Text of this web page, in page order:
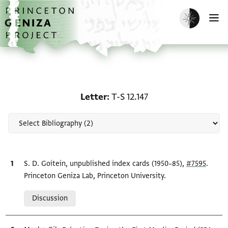
Skip to main content
home
Enable dark
Letter T-S 12.147
Bibliographic citation
S. D. Goitein, unpublished index cards (1950–85), #7595.
Princeton Geniza Lab, Princeton University.
Discussion